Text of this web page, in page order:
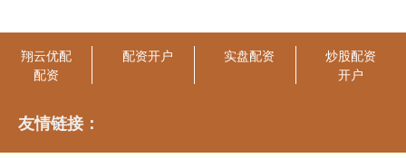
翔云优配
配资
配资开户 实盘配资
炒股配资
开户
友情链接：